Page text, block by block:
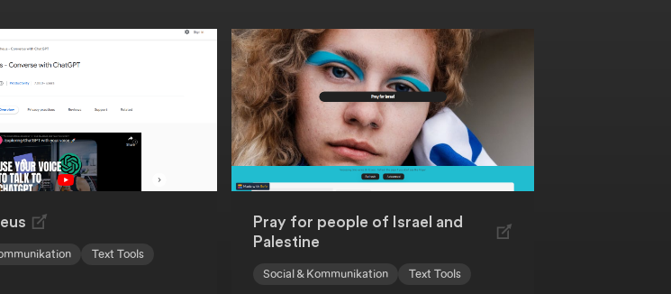
Text Tools
Pray for people of Israel and
Palestine
Social & Kommunikation Text Tools